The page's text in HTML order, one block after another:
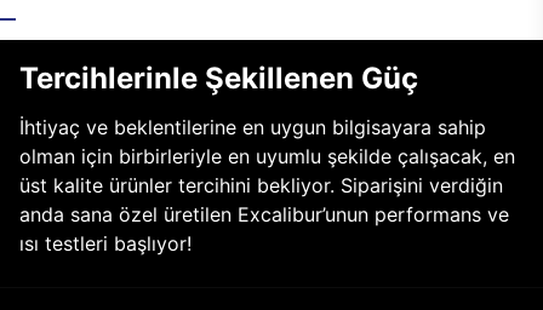
Tercihlerinle Şekillenen Güç
İhtiyaç ve beklentilerine en uygun bilgisayara sahip
olman için birbirleriyle en uyumlu şekilde çalışacak, en
üst kalite ürünler tercihini bekliyor. Siparişini verdiğin
anda sana özel üretilen Excalibur’unun performans ve
ısı testleri başlıyor!